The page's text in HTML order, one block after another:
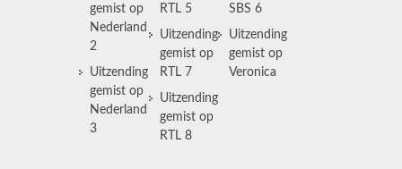
gemist op
Nederland
2
Uitzending
gemist op
Nederland
3
RTL 5
Uitzending
gemist op
RTL 7
Uitzending
gemist op
RTL 8
SBS 6
Uitzending
gemist op
Veronica